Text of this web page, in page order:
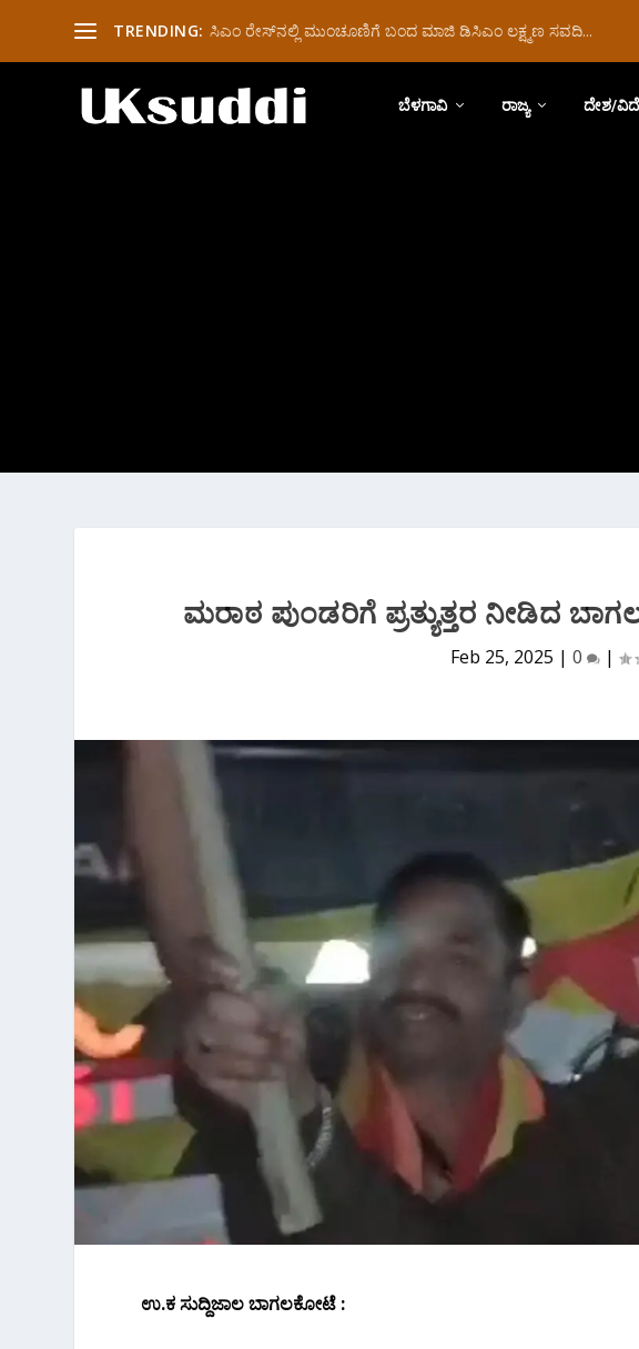
TRENDING: ಸಿಎಂ ರೇಸ್‌ನಲ್ಲಿ ಮುಂಚೂಣಿಗೆ ಬಂದ ಮಾಜಿ ಡಿಸಿಎಂ ಲಕ್ಷ್ಮಣ ಸವದಿ...
ಬೆಳಗಾವಿ ರಾಜ್ಯ ದೇಶ/
ಮರಾಠ ಪುಂಡರಿಗೆ ಪ್ರತ್ಯುತ್ತರ ನೀಡಿದ
Feb 25, 2025 | 0 |
ಉ.ಕ ಸುದ್ದಿಜಾಲ ಬಾಗಲಕೋಟೆ :